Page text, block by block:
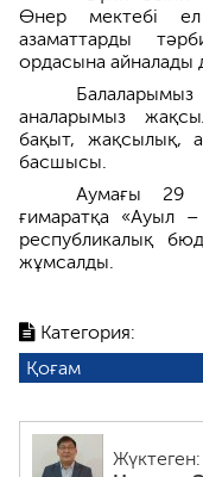
Категория:
Қоғам
Жүктеген:
Өнер мектебі
азаматтарды
ордасына айналады
аналарымыз
бақыт, жақсылық,
басшысы.
Аумағы 29
ғимаратқа «Ауыл –
республикалық
жұмсалды.